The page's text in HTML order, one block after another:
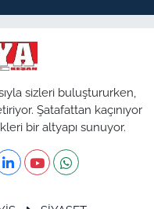
sizleri buluştururken,
Şatafattan kaçınıyor
bir altyapı sunuyor.